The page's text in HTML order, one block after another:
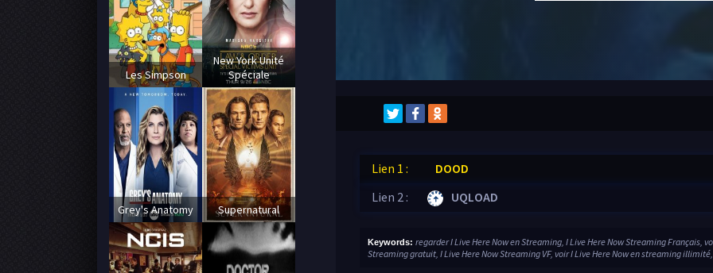
Lien 1 : DOOD
Lien 2 :
UQLOAD
Keywords: regarder I Live Here Now en Streaming, I Live Here Now Streaming Français,
Streaming gratuit, I Live Here Now Streaming VF, voir I Live Here Now en streaming
Les Simpson
New York Unité
Spéciale
Grey's Anatomy Supernatural